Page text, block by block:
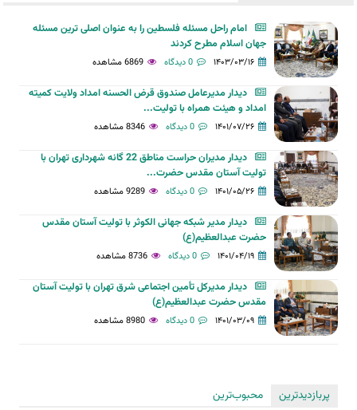
امام راحل مسئله فلسطین را به عنوان اصلی ترین مسئله
جهان اسلام مطرح کردند
۱۴۰۳/۰۳/۱۶ 0 دیدگاه 6869 مشاهده
دیدار مدیرعامل صندوق قرض الحسنه امداد ولایت کمیته
امداد و هیئت همراه با تولیت...
۱۴۰۱/۰۷/۲۶ 0 دیدگاه 8346 مشاهده
دیدار مدیران حراست مناطق 22 گانه شهرداری تهران با
تولیت آستان مقدس حضرت...
۱۴۰۱/۰۵/۲۶ 0 دیدگاه 9289 مشاهده
دیدار مدیر شبکه جهانی الکوثر با تولیت آستان مقدس
حضرت عبدالعظیم(ع)
۱۴۰۱/۰۴/۱۹ 0 دیدگاه 8736 مشاهده
دیدار مدیرکل تأمین اجتماعی شرق تهران با تولیت آستان
مقدس حضرت عبدالعظیم(ع)
۱۴۰۱/۰۳/۰۹ 0 دیدگاه 8980 مشاهده
پربازدیدترین
محبوب‌ترین